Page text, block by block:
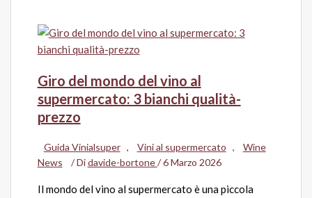
Giro del mondo del vino al
supermercato: 3 bianchi qualità-
prezzo
Guida Vinialsuper , Vini al supermercato ,
Wine
News
/ Didavide-bortone/6 Marzo 2026
Il mondo del vino al supermercato è una piccola